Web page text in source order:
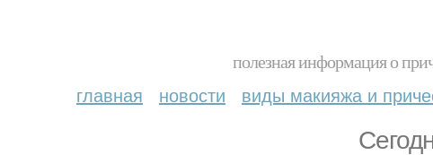
полезная информация о
главная новости виды макияжа и